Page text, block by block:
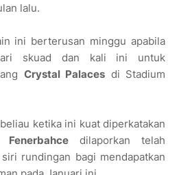
lalu.
ini berterusan minggu apabila
skuad dan kali ini untuk
Crystal Palaces di Stadium
ketika ini kuat diperkatakan
Fenerbahcedilaporkan telah
rundingan bagi mendapatkan